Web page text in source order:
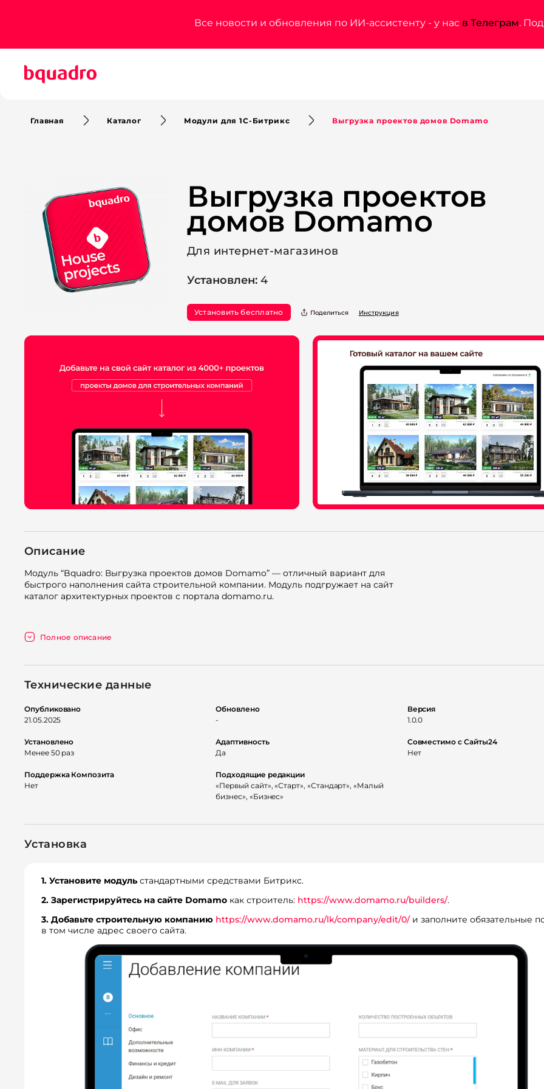
Все новости и обновления по ИИ-ассистенту - у нас в Телеграм.
Главная Каталог Модули для 1С-Битрикс Выгрузка проектов домов Domamo
Выгрузка проектов
домов Domamo
Для интернет-магазинов
Установлен: 4
Установить бесплатно Поделиться Инструкция
Описание
Модуль “Bquadro: Выгрузка проектов домов Domamo” — отличный вариант для
быстрого наполнения сайта строительной компании. Модуль подгружает на сайт
каталог архитектурных проектов с портала domamo.ru.
Доступны несколько вариантов использования модуля.
Тариф Лайт
Тариф Лайт работает бесплатно.
Модуль выводит полный каталог проектов Domamo на выбранной странице
подробной информацией, но открываются не на новых страницах, а в iframe.
Полное описание
Технические данные
Опубликовано
21.05.2025
Обновлено
-
Версия
1.0.0
Установлено
Менее 50 раз
Адаптивность
Да
Совместимо с Сайты24
Нет
Поддержка Композита
Нет
Подходящие редакции
«Первый сайт», «Старт», «Стандарт», «Малый
бизнес», «Бизнес»
Установка
1. Установите модульстандартными средствами Битрикс.
2. Зарегистрируйтесь на сайте Domamo как строитель: https://www.domamo.ru/builders/.
3. Добавьте строительную компанию https://www.domamo.ru/lk/company/edit/0/и заполните обязательные
в том числе адрес своего сайта.